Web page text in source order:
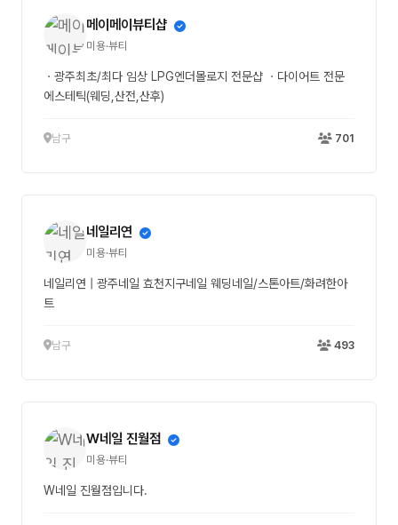
메이메이뷰티샵
미용·뷰티
ㆍ광주최초/최다 임상 LPG엔더몰로지 전문샵 ㆍ다이어트 전문
에스테틱(웨딩,산전,산후)
남구 701
네일리연
미용·뷰티
네일리연 | 광주네일 효천지구네일 웨딩네일/스톤아트/화려한아
트
남구 493
W네일 진월점
미용·뷰티
W네일 진월점입니다.